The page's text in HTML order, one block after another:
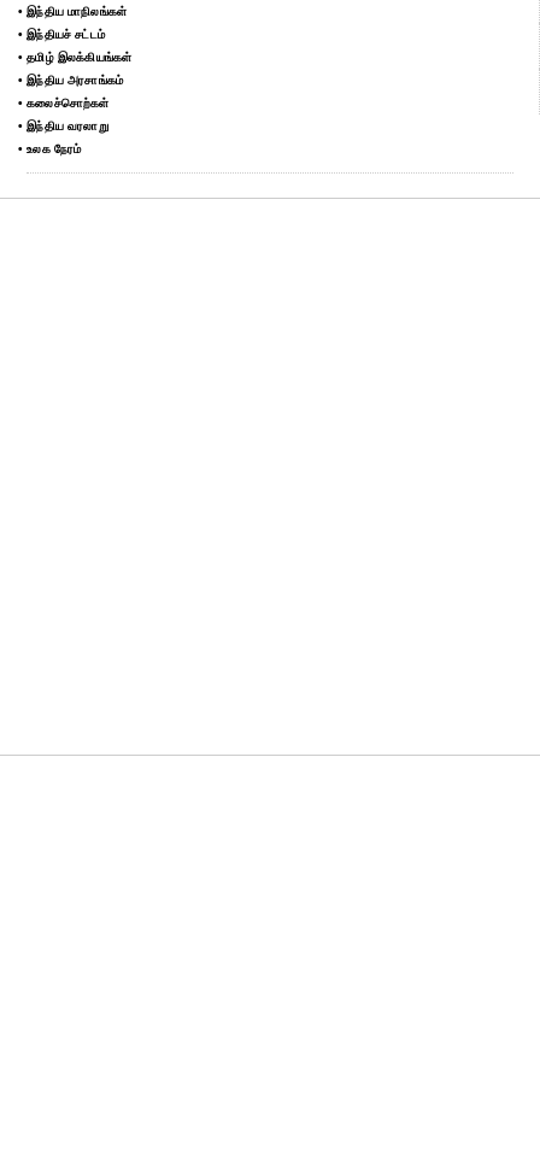
• இந்திய மாநிலங்கள்
• இந்தியச் சட்டம்
• தமிழ் இலக்கியங்கள்
• இந்திய அரசாங்கம்
• கலைச்சொற்கள்
• இந்திய வரலாறு
• உலக நேரம்